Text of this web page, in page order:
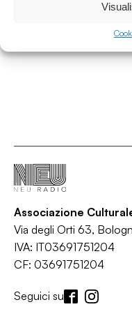
Associazione
Via degli Orti 63,
IVA: IT03691751204
CF: 03691751204
Seguici su